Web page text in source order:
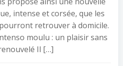
intense et corsée, que les
retrouver à domicile.
moulu : un plaisir sans
Il […]